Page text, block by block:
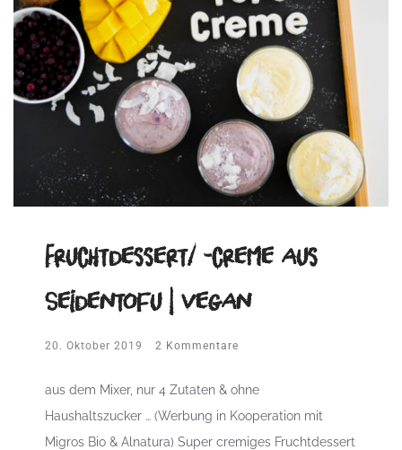
Fruchtdessert/ -creme aus
Seidentofu | vegan
20. Oktober 2019 2 Kommentare
aus dem Mixer, nur 4 Zutaten & ohne
Haushaltszucker … (Werbung in Kooperation mit
Migros Bio & Alnatura) Super cremiges Fruchtdessert